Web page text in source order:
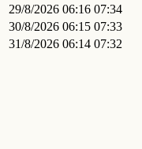
29/8/2026 06:16 07:34
30/8/2026 06:15 07:33
31/8/2026 06:14 07:32